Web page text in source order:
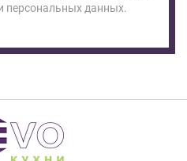
персональных данных.